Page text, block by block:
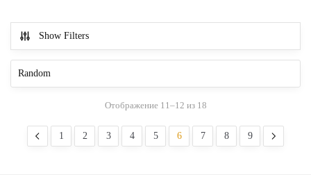
Show Filters
Отображение 11–12 из 18
1 2 3 4 5 6 7 8 9